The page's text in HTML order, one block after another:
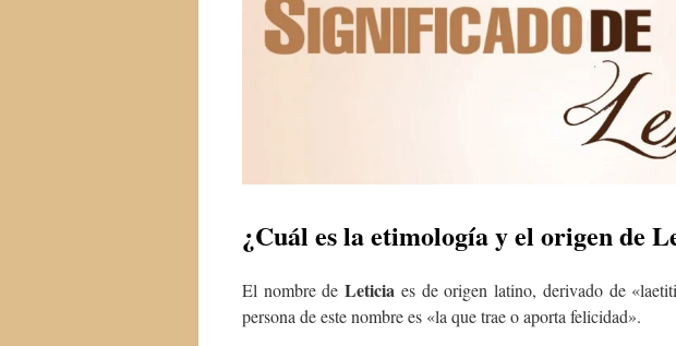
¿Cuál es la etimología y el origen de
El nombre deLeticia es de origen latino, derivado de
persona de este nombre es «la que trae o aporta felicidad».